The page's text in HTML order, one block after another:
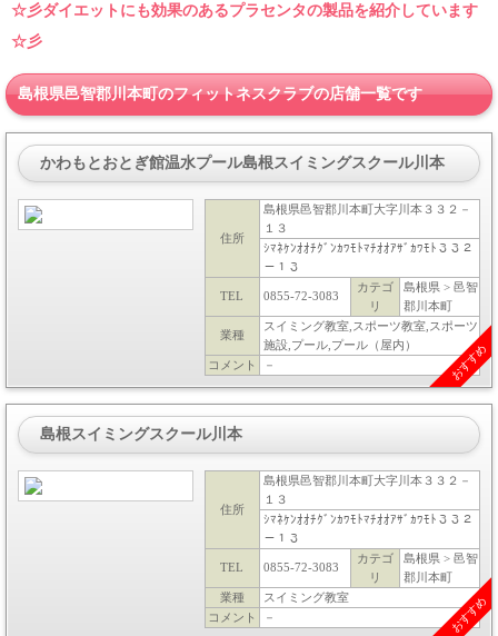
☆彡ダイエットにも効果のあるプラセンタの製品を紹介しています
☆彡
島根県邑智郡川本町のフィットネスクラブの店舗一覧です
かわもとおとぎ館温水プール島根スイミングスクール川本
住所
島根県邑智郡川本町大字川本３３２－
１３
ｼﾏﾈｹﾝｵｵﾁｸﾞﾝｶﾜﾓﾄﾏﾁｵｵｱｻﾞｶﾜﾓﾄ３３２
－１３
TEL 0855-72-3083
カテゴ
リ
島根県 > 邑智
郡川本町
業種
スイミング教室,スポーツ教室,スポーツ
施設,プール,プール（屋内）
コメント
－ おすすめ
島根スイミングスクール川本
住所
島根県邑智郡川本町大字川本３３２－
１３
ｼﾏﾈｹﾝｵｵﾁｸﾞﾝｶﾜﾓﾄﾏﾁｵｵｱｻﾞｶﾜﾓﾄ３３２
－１３
TEL 0855-72-3083
カテゴ
リ
島根県 > 邑智
郡川本町
業種
スイミング教室
コメント
－ おすすめ